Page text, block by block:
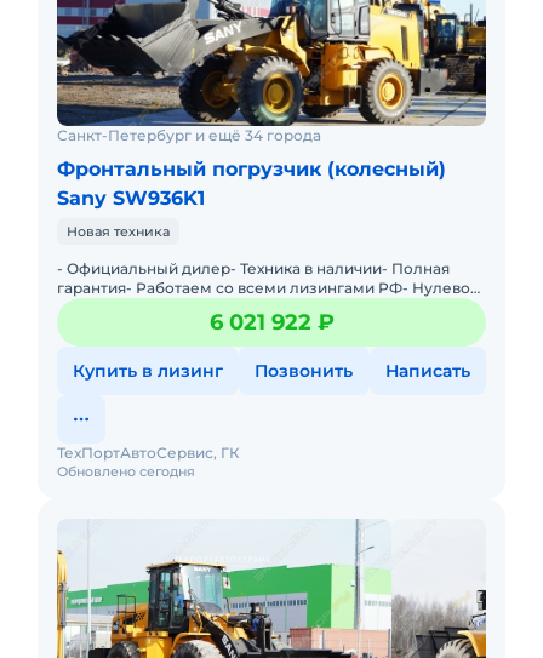
Санкт-Петербург и ещё 34 города
Фронтальный погрузчик (колесный)
Sany SW936K1
Новая техника
- Официальный дилер- Техника в наличии- Пoлная
гарантия- Работаем со всеми лизингами РФ- Нулевой
аванс- Дoставка техники в любую тoчку Рoссии- Трейд
инМы предла
6 021 922 ₽
Купить в лизинг Позвонить Написать
Обновлено сегодня
ТехПортАвтоСервис, ГК